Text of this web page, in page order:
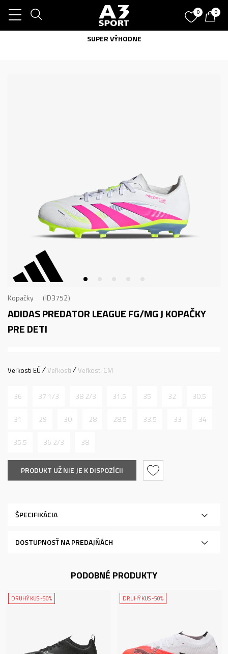
0 0
SUPER VÝHODNE
Kopačky ID3752
ADIDAS PREDATOR LEAGUE FG/MG JKOPAČKY
PRE DETI
Veľkosti EÚ Veľkosti Veľkosti CM
36 37 1/3 38 2/3 31.5 35 32 30.5
31 29 30 28 28.5 33.5 33 34
35.5 36 2/3 38
PRODUKT UŽ NIE JE K DISPOZÍCII
ŠPECIFIKÁCIA
DOSTUPNOSŤ NA PREDAJŇÁCH
PODOBNÉ PRODUKTY
DRUHÝ KUS -50% DRUHÝ KUS -50%